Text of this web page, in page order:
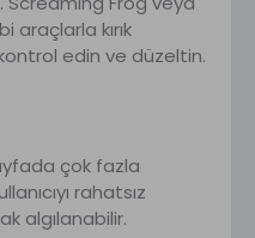
araçlarla kırık
edin ve düzeltin.
çok fazla
rahatsız
algılanabilir.